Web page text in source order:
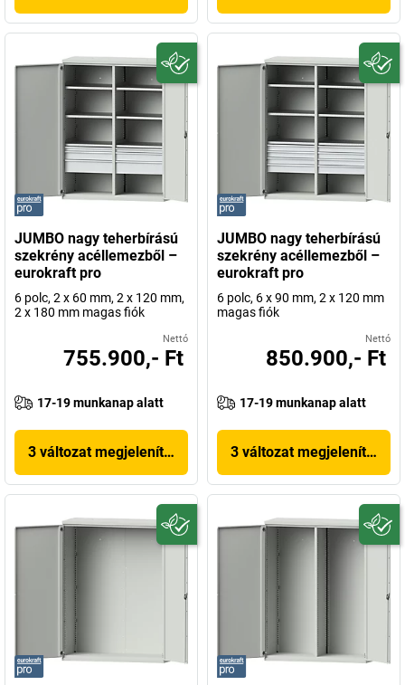
JUMBO nagy teherbírású
szekrény acéllemezből –
eurokraft pro
6 polc, 2 x 60 mm, 2 x 120 mm,
2 x 180 mm magas fiók
Nettó
755.900,- Ft
17-19 munkanap alatt
3 változat megjelenítése
JUMBO nagy teherbírású
szekrény acéllemezből –
eurokraft pro
6 polc, 6 x 90 mm, 2 x 120 mm
magas fiók
Nettó
850.900,- Ft
17-19 munkanap alatt
3 változat megjelenítése